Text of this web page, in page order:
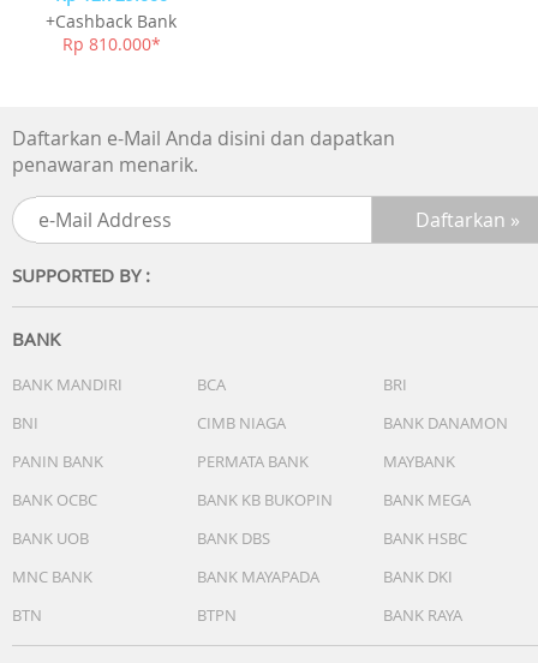
+Cashback Bank
Rp 810.000*
Daftarkan e-Mail Anda disini dan dapatkan
penawaran menarik.
SUPPORTED BY :
BANK
BANK MANDIRI BCA
BRI
BNI
CIMB NIAGA
BANK DANAMON
PANIN BANK
PERMATA BANK
MAYBANK
BANK OCBC
BANK KB BUKOPIN
BANK MEGA
BANK UOB
BANK DBS
BANK HSBC
MNC BANK
BANK MAYAPADA
BANK DKI
BTN
BTPN BANK RAYA